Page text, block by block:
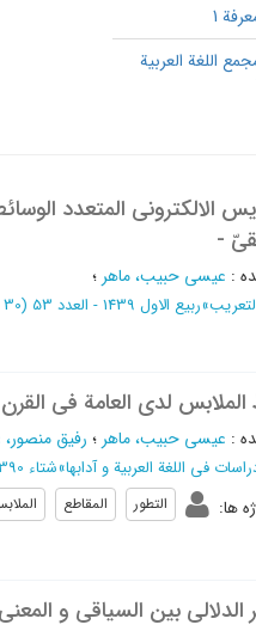
1
اللغة العربیة
الالکترونی المتعدد
-
: عیسی حبیب، ماهر ؛
»ربیع الاول 1439 - العدد 53 (‎30 صفحه -
الملابس لدی العامة فی القرن
: عیسی حبیب، ماهر ؛ رفیق منصور،
فی اللغة العربیة و آدابها»شتاء 1390، السنه الثانیه- العدد 8
ها: التطور المقاطع
الدلالي بین السیاقي و